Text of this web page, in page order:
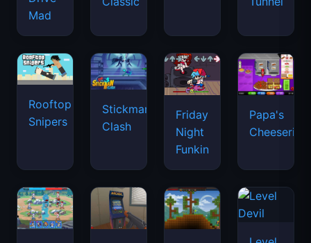
Mad
Rooftop
Snipers
Stickman
Clash
Friday
Night
Funkin
Papa's
Cheeseria